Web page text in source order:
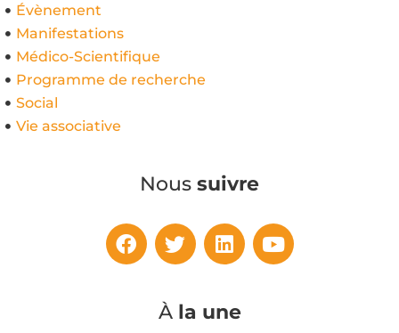
Évènement
Manifestations
Médico-Scientifique
Programme de recherche
Social
Vie associative
Nous suivre
À la une